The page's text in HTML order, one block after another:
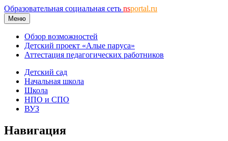
Образовательная социальная сеть nsportal.ru
Меню
Обзор возможностей
Детский проект «Алые паруса»
Аттестация педагогических работников
Детский сад
Начальная школа
Школа
НПО и СПО
ВУЗ
Навигация